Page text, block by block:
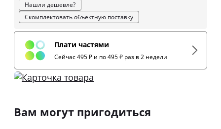
Нашли дешевле?
Скомплектовать объектную поставку
Плати частями
Сейчас 495 ₽ и по 495 ₽ раз в 2 недели
Вам могут пригодиться